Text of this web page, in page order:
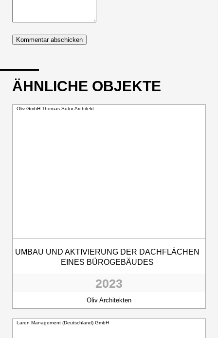
ÄHNLICHE OBJEKTE
Oliv GmbH Thomas Sutor Architekt
UMBAU UND AKTIVIERUNG DER DACHFLÄCHEN
EINES BÜROGEBÄUDES
2023
Oliv Architekten
Laren Management (Deutschland) GmbH